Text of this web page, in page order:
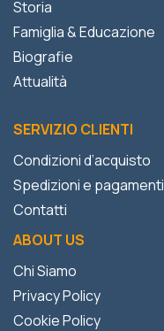
Storia
Famiglia & Educazione
Biografie
Attualità
SERVIZIO CLIENTI
Condizioni d’acquisto
Spedizioni e pagamenti
Contatti
ABOUT US
Chi Siamo
Privacy Policy
Cookie Policy